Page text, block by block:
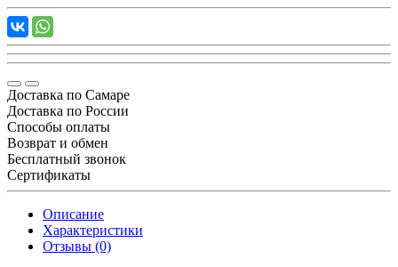
Доставка по Самаре
Доставка по России
Способы оплаты
Возврат и обмен
Бесплатный звонок
Сертификаты
Описание
Характеристики
Отзывы (0)